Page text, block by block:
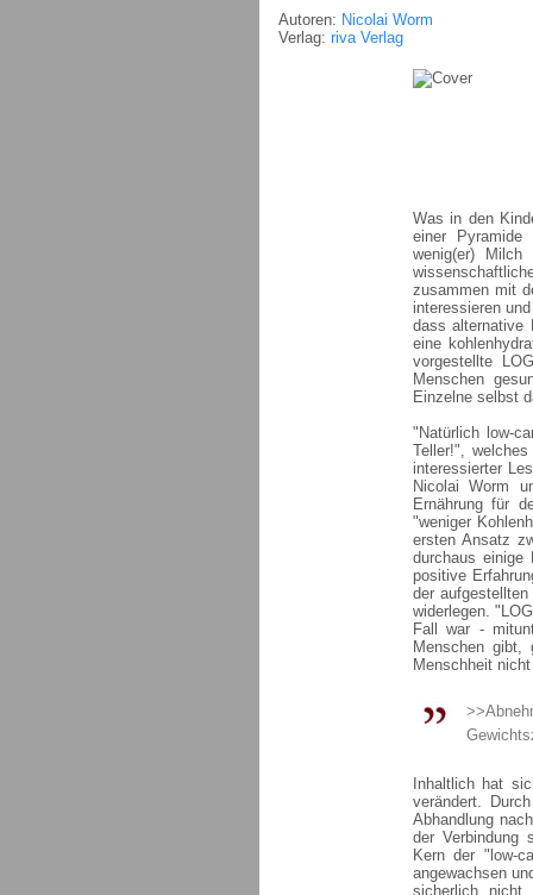
Autoren: Nicolai Worm
Verlag: riva Verlag
Was in den
einer Pyramide
wenig(er)
zusammen mit
interessieren
dass alternative
eine
vorgestellte
Menschen
Einzelne selbst
"Natürlich low-
Teller!",
interessierter
Nicolai Worm
Ernährung für
"weniger
ersten Ansatz
durchaus einige
positive
der
widerlegen.
Fall war -
Menschen
Menschheit
Inhaltlich hat
verändert.
Abhandlung
der Verbindung
Kern der "low-
angewachsen
sicherlich